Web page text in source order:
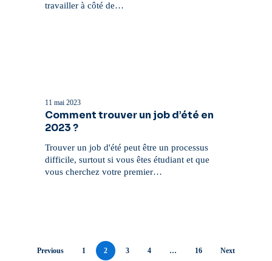
travailler à côté de…
11 mai 2023
Comment trouver un job d’été en
2023 ?
Trouver un job d'été peut être un processus
difficile, surtout si vous êtes étudiant et que
vous cherchez votre premier…
Previous 1 2 3 4 … 16 Next